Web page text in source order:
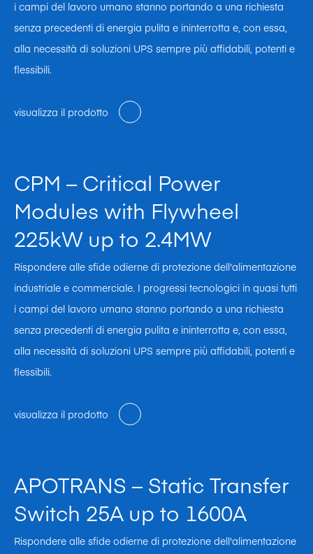
i campi del lavoro umano stanno portando a una richiesta
senza precedenti di energia pulita e ininterrotta e, con essa,
alla necessità di soluzioni UPS sempre più affidabili, potenti e
flessibili.
visualizza il prodotto
CPM – Critical Power
Modules with Flywheel
225kW up to 2.4MW
Rispondere alle sfide odierne di protezione dell'alimentazione
industriale e commerciale. I progressi tecnologici in quasi tutti
i campi del lavoro umano stanno portando a una richiesta
senza precedenti di energia pulita e ininterrotta e, con essa,
alla necessità di soluzioni UPS sempre più affidabili, potenti e
flessibili.
visualizza il prodotto
APOTRANS – Static Transfer
Switch 25A up to 1600A
Rispondere alle sfide odierne di protezione dell'alimentazione